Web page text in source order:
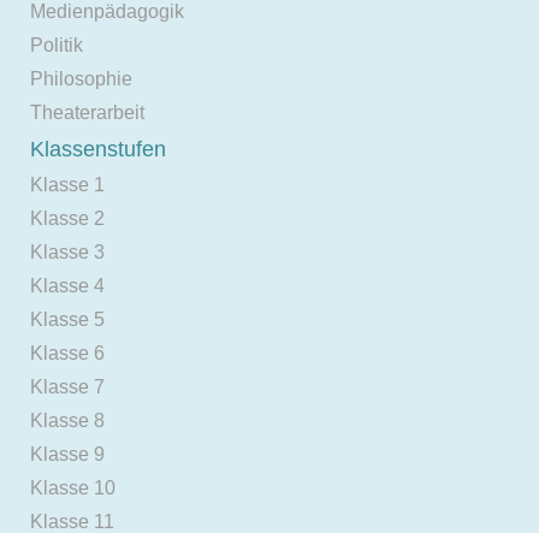
Medienpädagogik
Politik
Philosophie
Theaterarbeit
Klassenstufen
Klasse 1
Klasse 2
Klasse 3
Klasse 4
Klasse 5
Klasse 6
Klasse 7
Klasse 8
Klasse 9
Klasse 10
Klasse 11